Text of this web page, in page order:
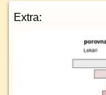
Extra: